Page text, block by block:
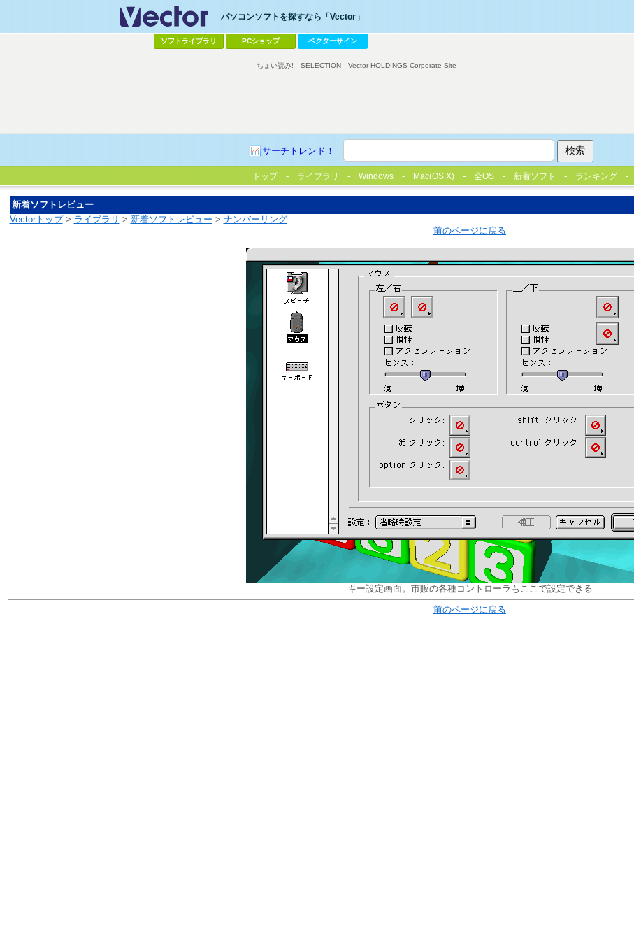
パソコンソフトを探すなら「Vector」
ソフトライブラリ PCショップ ベクターサイン
サーチトレンド！
ちょい読み! SELECTION Vector HOLDINGS Corporate Site
トップ ライブラリ Windows Mac(OS X) 全OS 新着ソフト ランキング
新着ソフトレビュー
Vectorトップ> ライブラリ > 新着ソフトレビュー > ナンバーリング
前のページに戻る
キー設定画面。市販の各種コントローラもここで設定できる
前のページに戻る